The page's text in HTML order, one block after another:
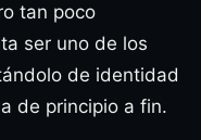
tan poco
ser uno de los
de identidad
de principio a fin.